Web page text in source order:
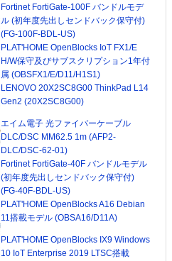
Fortinet FortiGate-100F バンドルモデ
ル (初年度先出しセンドバック保守付)
(FG-100F-BDL-US)
PLAT'HOME OpenBlocks IoT FX1/E
H/W保守及びサブスクリプション1年付
属 (OBSFX1/E/D11/H1S1)
LENOVO 20X2SC8G00 ThinkPad L14
Gen2 (20X2SC8G00)
エイム電子 光ファイバーケーブル
DLC/DSC MM62.5 1m (AFP2-
DLC/DSC-62-01)
Fortinet FortiGate-40F バンドルモデル
(初年度先出しセンドバック保守付)
(FG-40F-BDL-US)
PLAT'HOME OpenBlocks A16 Debian
11搭載モデル (OBSA16/D11A)
PLAT'HOME OpenBlocks IX9 Windows
10 IoT Enterprise 2019 LTSC搭載